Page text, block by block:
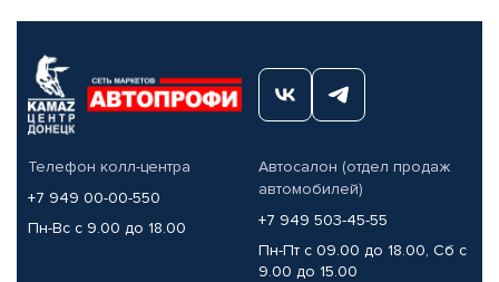
Телефон колл-центра
+7 949 00-00-550
Пн-Вс с 9.00 до 18.00
Автосалон (отдел продаж
автомобилей)
+7 949 503-45-55
Пн-Пт с 09.00 до 18.00, Сб с
9.00 до 15.00